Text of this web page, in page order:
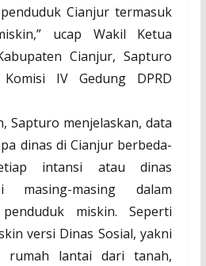
Cianjur termasuk
ucap Wakil Ketua
Cianjur, Sapturo
IV Gedung DPRD
Sapturo menjelaskan, data
dinas di Cianjur berbeda-
intansi atau dinas
masing-masing dalam
miskin. Seperti
versi Dinas Sosial, yakni
rumah lantai dari tanah,